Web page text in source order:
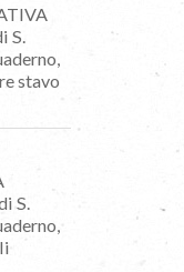
S.
stavo
S.